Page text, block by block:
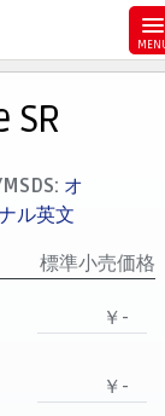
オ
ル英文
標準小売価格
￥-
￥-